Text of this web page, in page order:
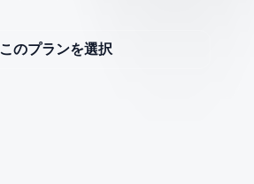
このプランを選択